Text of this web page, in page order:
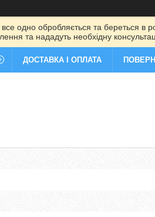
одно обробляється та береться в
та нададуть необхідну
ДОСТАВКА І ОПЛАТА